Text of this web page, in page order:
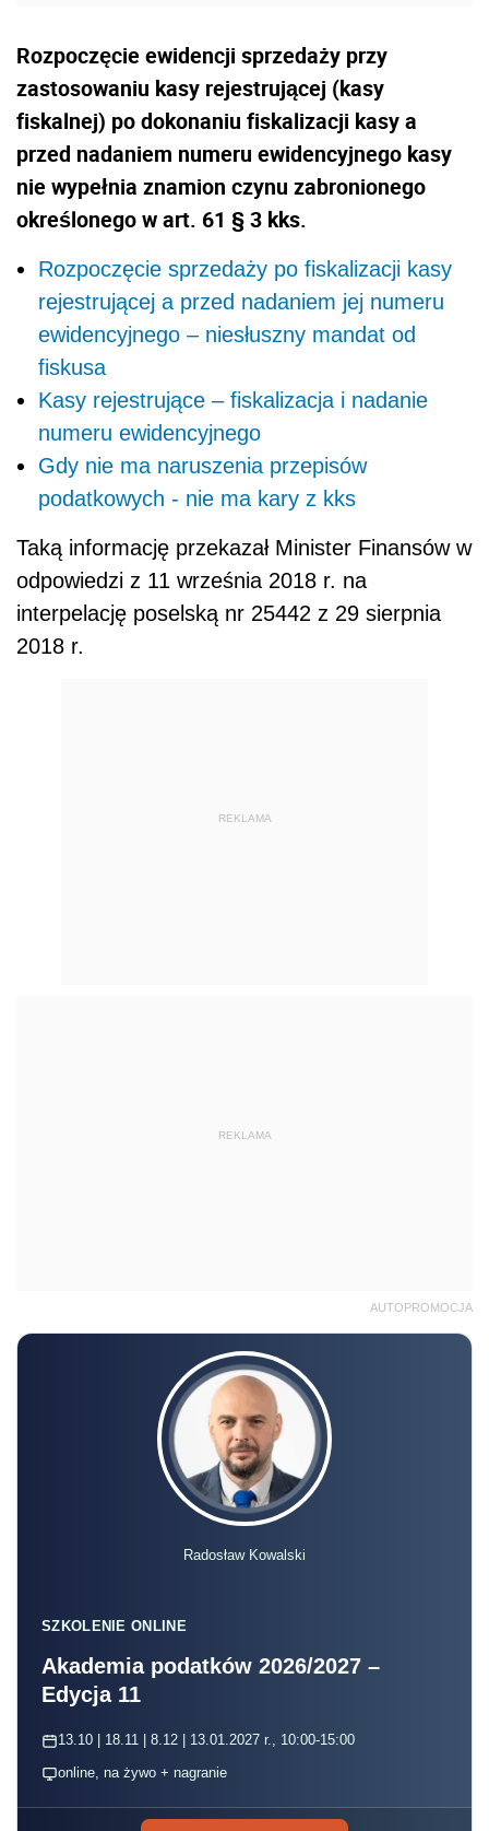
Rozpoczęcie ewidencji sprzedaży przy
zastosowaniu kasy rejestrującej (kasy
fiskalnej) po dokonaniu fiskalizacji kasy a
przed nadaniem numeru ewidencyjnego kasy
nie wypełnia znamion czynu zabronionego
określonego w art. 61 § 3 kks.
Rozpoczęcie sprzedaży po fiskalizacji kasy
rejestrującej a przed nadaniem jej numeru
ewidencyjnego – niesłuszny mandat od
fiskusa
Kasy rejestrujące – fiskalizacja i nadanie
numeru ewidencyjnego
Gdy nie ma naruszenia przepisów
podatkowych - nie ma kary z kks
Taką informację przekazał Minister Finansów w
odpowiedzi z 11 września 2018 r. na
interpelację poselską nr 25442 z 29 sierpnia
2018 r.
REKLAMA
REKLAMA
AUTOPROMOCJA
Radosław Kowalski
SZKOLENIE ONLINE
Akademia podatków 2026/2027 –
Edycja 11
13.10 | 18.11 | 8.12 | 13.01.2027 r., 10:00-15:00
online, na żywo + nagranie